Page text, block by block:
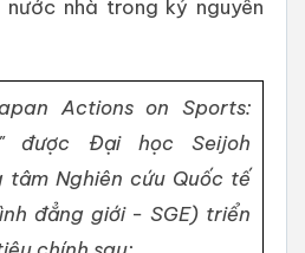
nhà trong kỷ nguyên
Actions on Sports:
được Đại học Seijoh
tâm Nghiên cứu Quốc tế
đẳng giới - SGE) triển